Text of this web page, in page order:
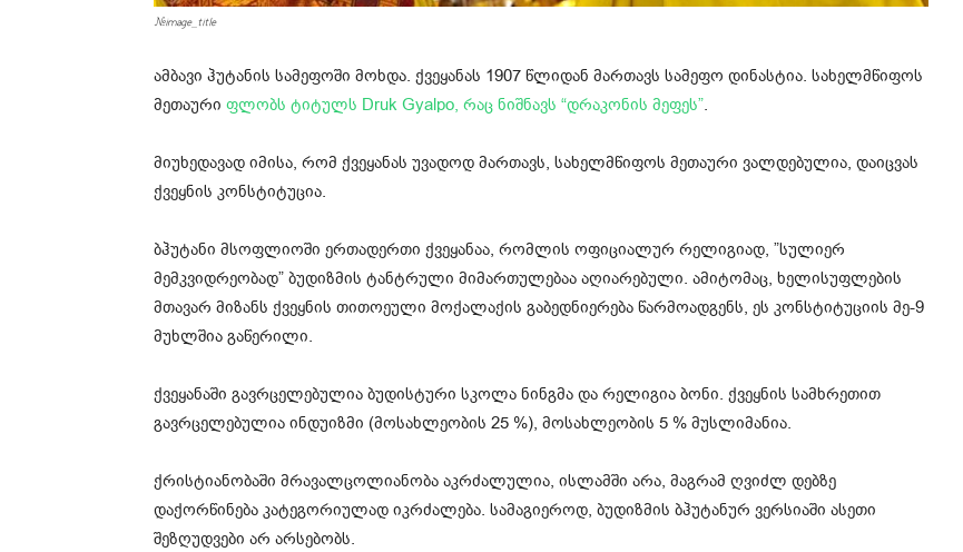
#image_title
ამბავი ჰუტანის სამეფოში მოხდა. ქვეყანას 1907 წლიდან მართავს სამეფო დინასტია. სახელმწიფოს
მეთაური ფლობს ტიტულს Druk Gyalpo, რაც ნიშნავს “დრაკონის მეფეს”.
მიუხედავად იმისა, რომ ქვეყანას უვადოდ მართავს, სახელმწიფოს მეთაური ვალდებულია, დაიცვას
ქვეყნის კონსტიტუცია.
ბჰუტანი მსოფლიოში ერთადერთი ქვეყანაა, რომლის ოფიციალურ რელიგიად, ”სულიერ
მემკვიდრეობად” ბუდიზმის ტანტრული მიმართულებაა აღიარებული. ამიტომაც, ხელისუფლების
მთავარ მიზანს ქვეყნის თითოეული მოქალაქის გაბედნიერება წარმოადგენს, ეს კონსტიტუციის მე-9
მუხლშია გაწერილი.
ქვეყანაში გავრცელებულია ბუდისტური სკოლა ნინგმა და რელიგია ბონი. ქვეყნის სამხრეთით
გავრცელებულია ინდუიზმი (მოსახლეობის 25 %), მოსახლეობის 5 % მუსლიმანია.
ქრისტიანობაში მრავალცოლიანობა აკრძალულია, ისლამში არა, მაგრამ ღვიძლ დებზე
დაქორწინება კატეგორიულად იკრძალება. სამაგიეროდ, ბუდიზმის ბჰუტანურ ვერსიაში ასეთი
შეზღუდვები არ არსებობს.